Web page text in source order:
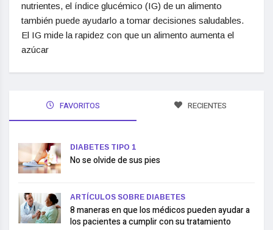
nutrientes, el índice glucémico (IG) de un alimento
también puede ayudarlo a tomar decisiones saludables.
El IG mide la rapidez con que un alimento aumenta el
azúcar
FAVORITOS RECIENTES
DIABETES TIPO 1
No se olvide de sus pies
ARTÍCULOS SOBRE DIABETES
8 maneras en que los médicos pueden ayudar a
los pacientes a cumplir con su tratamiento